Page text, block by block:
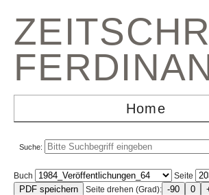
Home
Suche:
Buch Seite
Seite drehen (Grad):